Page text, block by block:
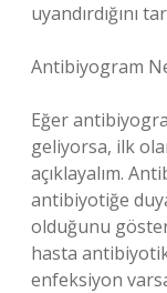
uyandırdığını
Antibiyogram
Eğer
geliyorsa, ilk
açıklayalım.
antibiyotiğe
olduğunu
hasta
enfeksiyon